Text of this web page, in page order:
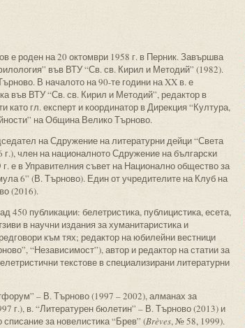
роден на 20 октомври 1958 г. в Перник. Завършва
във ВТУ “Св. св. Кирил и Методий” (1982).
В началото на 90-те години на XX в. е
във ВТУ “Св. св. Кирил и Методий”, редактор в
като гл. експерт и координатор в Дирекция “Култура,
на Община Велико Търново.
на Сдружение на литературни дейци “Света
г.), член на националното Сдружение на български
г. е в Управителния съвет на Национално общество за
6” (В. Търново). Един от учредителите на Клуб на
(2016).
450 публикации: белетристика, публицистика, есета,
в научни издания за хуманитаристика и
към тях; редактор на юбилейни вестници
“Независимост”), автор и редактор на статии за
текстове в специализирани литературни
– В. Търново (1997 – 2002), алманах за
г.), в. “Литературен бюлетин” – В. Търново (2013) и
за новелистика “Брев” (Brèves, № 58, 1999).